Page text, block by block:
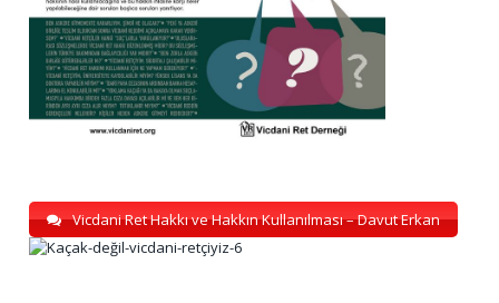
Vicdani Ret Hakkı ve Hakkın Kullanılması – Davut Erkan